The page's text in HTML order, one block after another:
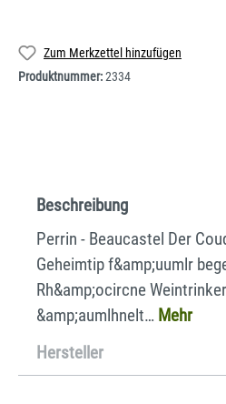
Zum Merkzettel hinzufügen
Produktnummer:2334
Beschreibung
Perrin - Beaucastel Der
Geheimtip f&amp;uumlr
Rh&amp;ocircne
&amp;aumlhnelt… Mehr
Hersteller